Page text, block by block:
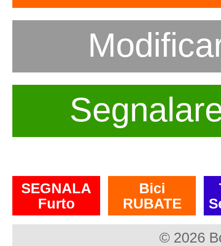
SEGNALA
Furto
Bici
RUBATE
© 2026